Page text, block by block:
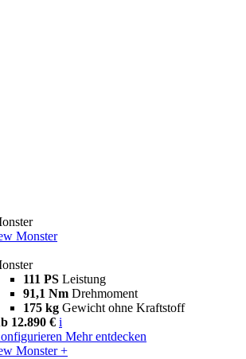
Monster
111 PS Leistung
91,1 Nm Drehmoment
175 kg Gewicht ohne Kraftstoff
12.890 € i
Mehr entdecken
Monster +